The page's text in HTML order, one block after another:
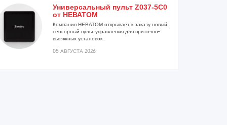
Универсальный пульт Z037-5C0
от НЕВАТОМ
Компания НЕВАТОМ открывает к заказу новый
сенсорный пульт управления для приточно-
вытяжных установок...
05 АВГУСТА 2026